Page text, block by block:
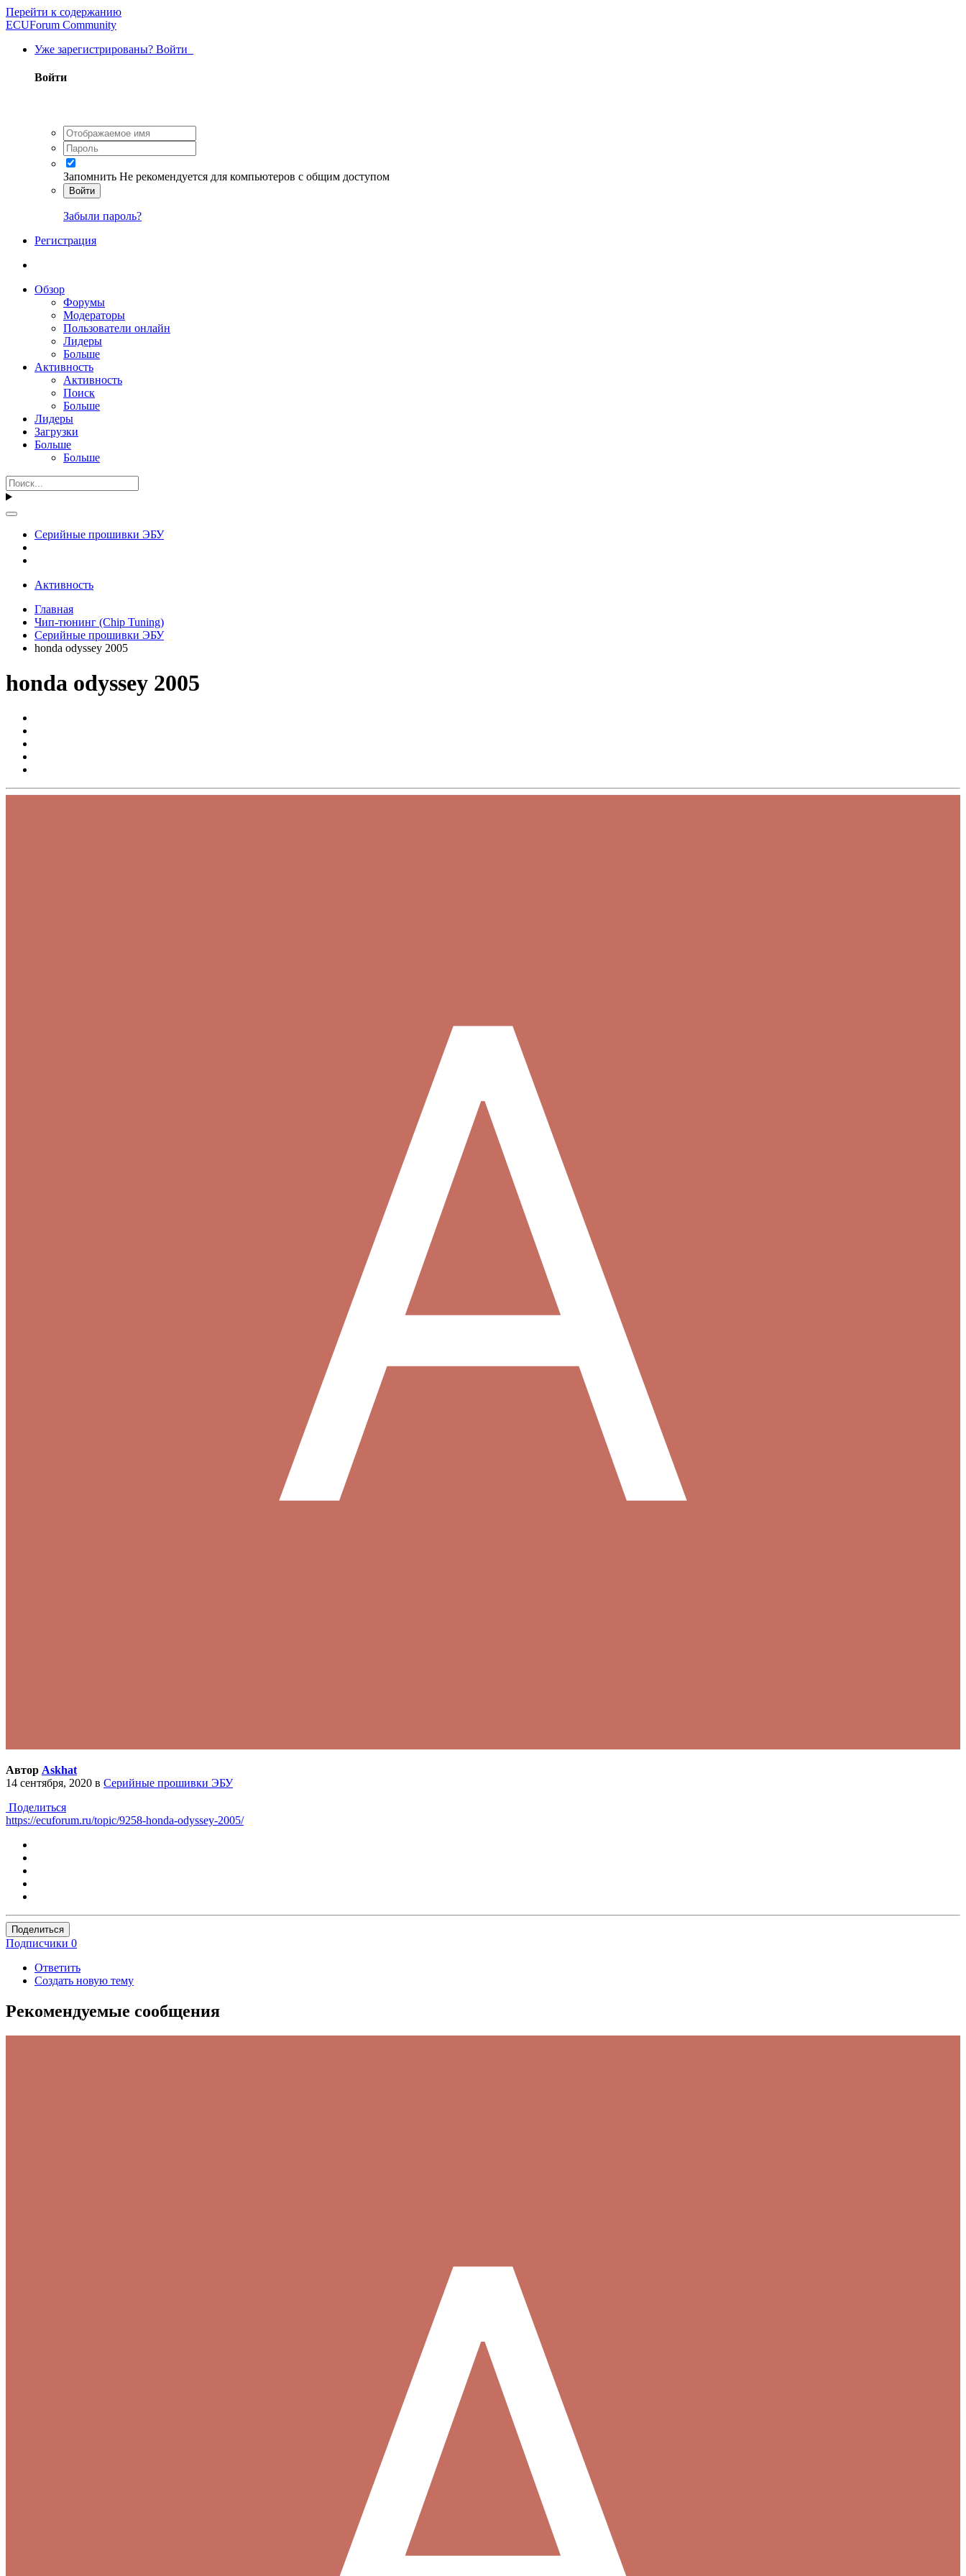
Перейти к содержанию
ECUForum Community
Уже зарегистрированы? Войти
Войти
Запомнить Не рекомендуется для компьютеров с общим доступом
Войти
Забыли пароль?
Регистрация
Обзор
Форумы
Модераторы
Пользователи онлайн
Лидеры
Больше
Активность
Активность
Поиск
Больше
Лидеры
Загрузки
Больше
Больше
Серийные прошивки ЭБУ
Активность
Главная
Чип-тюнинг (Chip Tuning)
Серийные прошивки ЭБУ
honda odyssey 2005
honda odyssey 2005
Автор Askhat
14 сентября, 2020 в Серийные прошивки ЭБУ
Поделиться
https://ecuforum.ru/topic/9258-honda-odyssey-2005/
Поделиться
Подписчики 0
Ответить
Создать новую тему
Рекомендуемые сообщения